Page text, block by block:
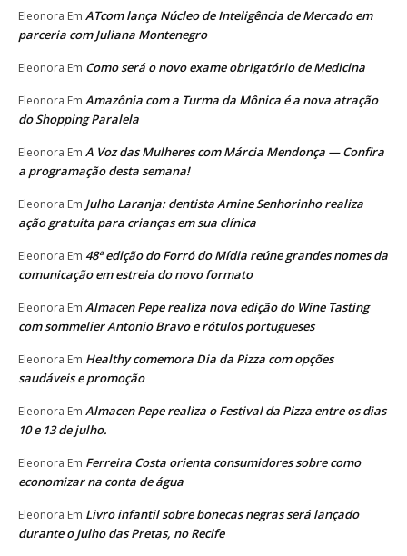
Eleonora Em ATcom lança Núcleo de Inteligência de Mercado em
parceria com Juliana Montenegro
Eleonora Em Como será o novo exame obrigatório de Medicina
Eleonora Em Amazônia com a Turma da Mônica é a nova atração
do Shopping Paralela
Eleonora Em A Voz das Mulheres com Márcia Mendonça — Confira
a programação desta semana!
Eleonora Em Julho Laranja: dentista Amine Senhorinho realiza
ação gratuita para crianças em sua clínica
Eleonora Em 48ª edição do Forró do Mídia reúne grandes nomes da
comunicação em estreia do novo formato
Eleonora Em Almacen Pepe realiza nova edição do Wine Tasting
com sommelier Antonio Bravo e rótulos portugueses
Eleonora Em Healthy comemora Dia da Pizza com opções
saudáveis e promoção
Eleonora Em Almacen Pepe realiza o Festival da Pizza entre os dias
10 e 13 de julho.
Eleonora Em Ferreira Costa orienta consumidores sobre como
economizar na conta de água
Eleonora Em Livro infantil sobre bonecas negras será lançado
durante o Julho das Pretas, no Recife